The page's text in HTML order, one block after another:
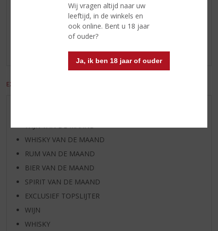
Wij vragen altijd naar uw
leeftijd, in de winkels en
ook online. Bent u 18 jaar
of ouder?
Ja, ik ben 18 jaar of ouder
Reviews
Schrijf een review
Er zijn nog geen reviews geplaatst voor dit product
EXCL. BTW
WIJN VAN DE MAAND
WHISKY VAN DE MAAND
RUM VAN DE MAAND
BIER VAN DE MAAND
SPIRIT VAN DE MAAND
EXCLUSIEF TOPSLIJTER
WIJN
WHISKY